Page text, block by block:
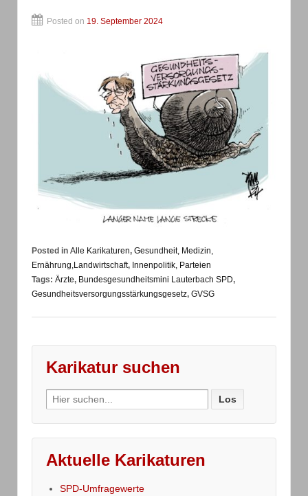
Posted on 19. September 2024
Posted in Alle Karikaturen, Gesundheit, Medizin,
Ernährung,Landwirtschaft, Innenpolitik, Parteien
Tags: Ärzte, Bundesgesundheitsmini Lauterbach SPD,
Gesundheitsversorgungsstärkungsgesetz, GVSG
Karikatur suchen
Search
for:
Aktuelle Karikaturen
SPD-Umfragewerte